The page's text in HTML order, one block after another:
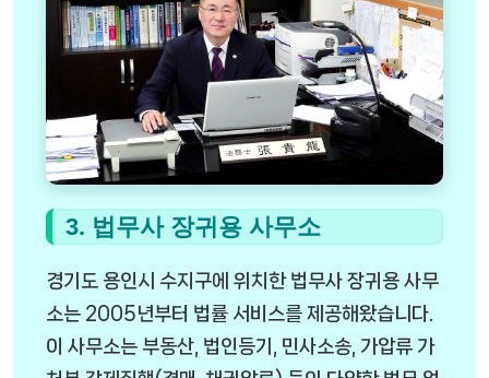
3. 법무사 장귀용 사무소
경기도 용인시 수지구에 위치한 법무사 장귀용 사무
소는 2005년부터 법률 서비스를 제공해왔습니다.
이 사무소는 부동산, 법인등기, 민사소송, 가압류 가